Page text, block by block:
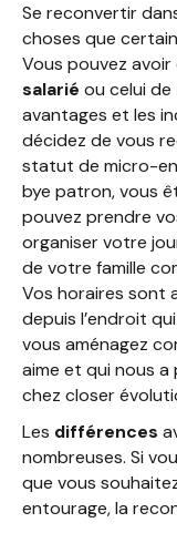
Se reconvertir
choses que
Vous pouvez
salarié ou celui de
avantages et les
décidez de vous
statut de micro-
bye patron, vous
pouvez prendre
organiser votre
de votre famille
Vos horaires sont
depuis l’endroit
vous aménagez
aime et qui nous
chez closer
Les différences
nombreuses. Si
que vous
entourage, la